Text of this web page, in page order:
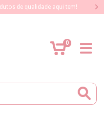
de qualidade aqui tem!
0